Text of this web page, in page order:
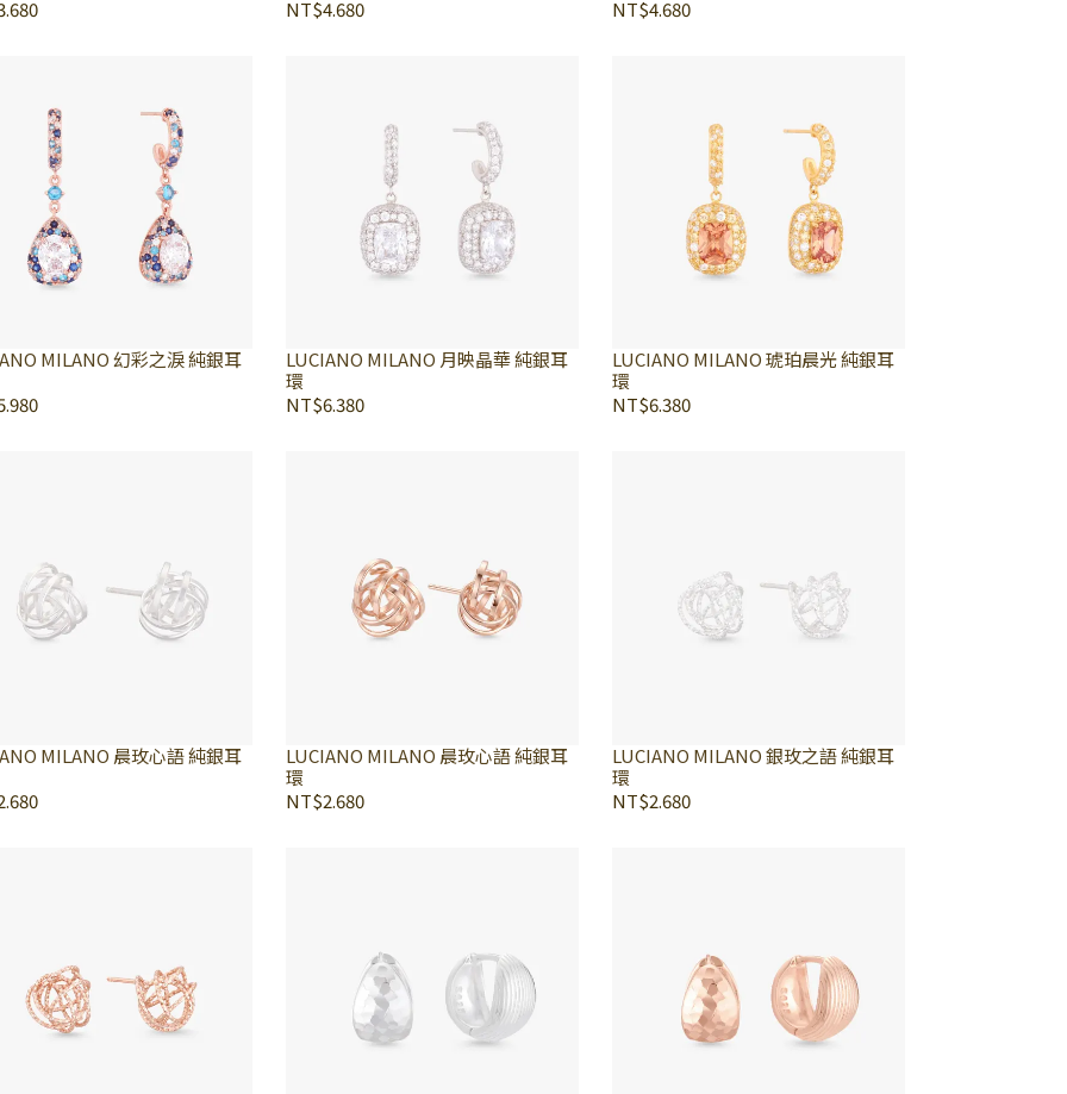
NT$4.680
NT$4.680
MILANO 幻彩之淚 純銀耳
LUCIANO MILANO 月映晶華 純銀耳
環
NT$6.380
LUCIANO MILANO 琥珀晨光 純銀耳
環
NT$6.380
MILANO 晨玫心語 純銀耳
LUCIANO MILANO 晨玫心語 純銀耳
環
NT$2.680
LUCIANO MILANO 銀玫之語 純銀耳
環
NT$2.680